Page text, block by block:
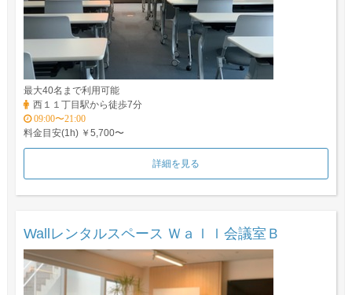
最大40名まで利用可能
西１１丁目駅から徒歩7分
09:00〜21:00
料金目安(1h) ￥5,700〜
詳細を見る
Wallレンタルスペース Ｗａｌｌ会議室Ｂ